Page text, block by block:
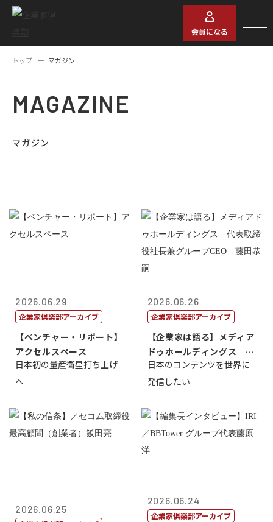
会員になる
トップ マガジン
MAGAZINE
マガジン
2026.06.29
企業家倶楽部アーカイブ
【ベンチャー・リポート】
アクセルスペース
日本初の量産衛星打ち上げ
へ
2026.06.26
企業家倶楽部アーカイブ
【企業家は語る】メディア
ドゥホールディングス 代
表取締役社長...
日本のコンテンツを世界に
発信したい
2026.06.25
2026.06.24
企業家倶楽部アーカイブ